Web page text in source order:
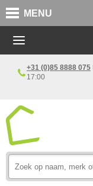
MENU
+31 (0)85 8888 075
17:00